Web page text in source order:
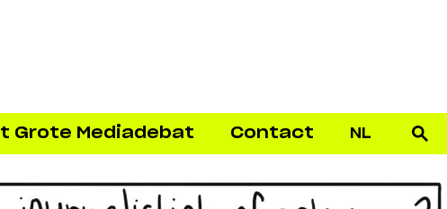
Grote Mediadebat Contact NL